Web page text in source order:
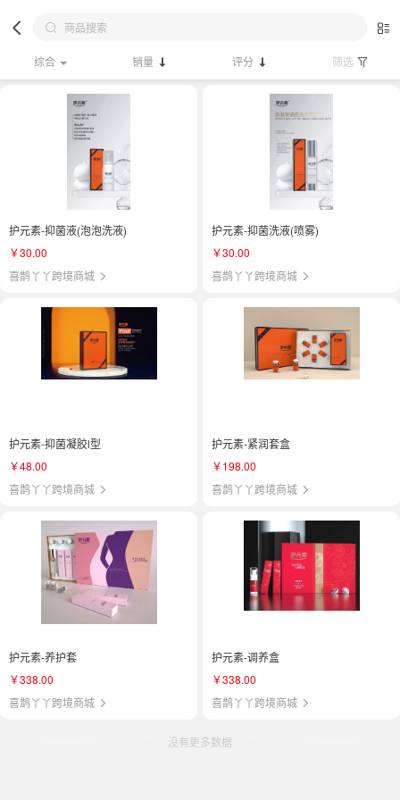
综合 销量 评分 筛选
护元素-抑菌液(泡泡洗液)
￥30.00
喜鹊丫丫跨境商城
护元素-抑菌洗液(喷雾)
￥30.00
喜鹊丫丫跨境商城
护元素-抑菌凝胶l型
￥48.00
喜鹊丫丫跨境商城
护元素-紧润套盒
￥198.00
喜鹊丫丫跨境商城
护元素-养护套
￥338.00
喜鹊丫丫跨境商城
护元素-调养盒
￥338.00
喜鹊丫丫跨境商城
没有更多数据